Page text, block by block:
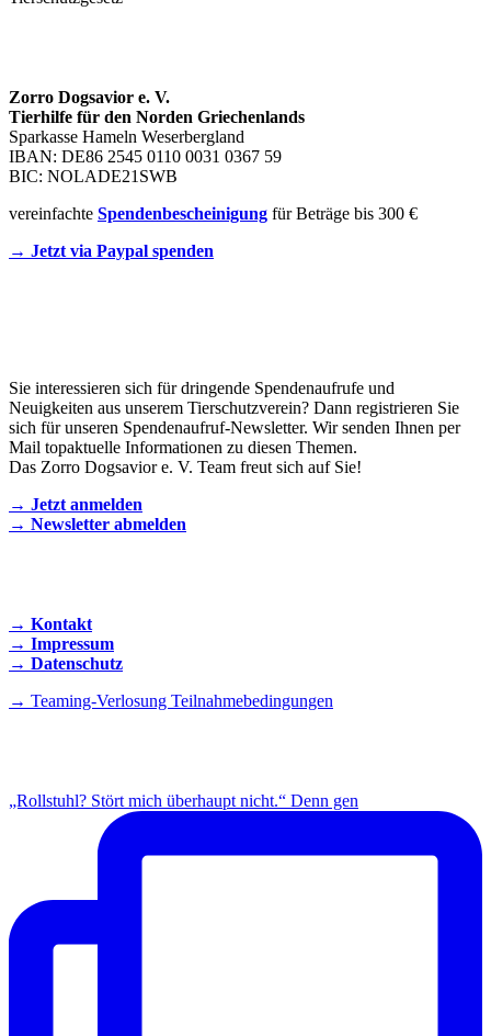
Zorro Dogsavior e. V.
Tierhilfe für den Norden Griechenlands
Sparkasse Hameln Weserbergland
IBAN: DE86 2545 0110 0031 0367 59
BIC: NOLADE21SWB
vereinfachte Spendenbescheinigung für Beträge bis 300 €
→ Jetzt via Paypal spenden
Sie interessieren sich für dringende Spendenaufrufe und
Neuigkeiten aus unserem Tierschutzverein? Dann registrieren Sie
sich für unseren Spendenaufruf-Newsletter. Wir senden Ihnen per
Mail topaktuelle Informationen zu diesen Themen.
Das Zorro Dogsavior e. V. Team freut sich auf Sie!
→ Jetzt anmelden
→ Newsletter abmelden
→ Kontakt
→ Impressum
→ Datenschutz
→ Teaming-Verlosung Teilnahmebedingungen
„Rollstuhl? Stört mich überhaupt nicht.“ Denn gen